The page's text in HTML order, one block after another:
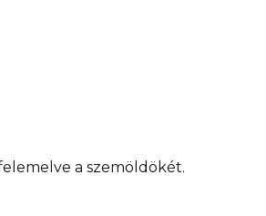
a szemöldökét.